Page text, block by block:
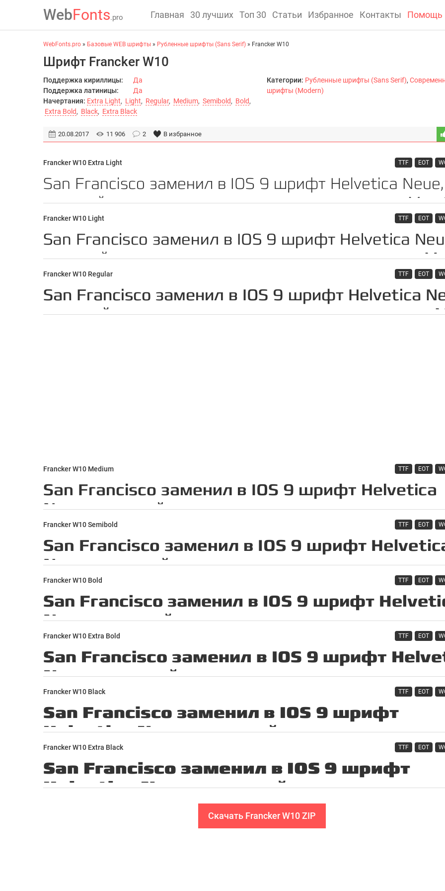
WebFonts.pro Главная 30 лучших Топ 30 Статьи Избранное Контакты Помощь
WebFonts.pro » Базовые WEB шрифты » Рубленные шрифты (Sans Serif) » Francker W10
Шрифт Francker W10
Поддержка кириллицы:
Да
Поддержка латиницы:
Да
Начертания: Extra Light, Light, Regular, Medium, Semibold, Bold,
Extra Bold, Black, Extra Black
Категории: Рубленные шрифты (Sans Serif),
шрифты (Modern)
20.08.2017 11 906 2 В избранное
Francker W10 Extra Light TTF EOT
Francker W10 Light TTF EOT
Francker W10 Regular TTF EOT
Francker W10 Medium TTF EOT
Francker W10 Semibold TTF EOT
Francker W10 Bold TTF EOT
Francker W10 Extra Bold TTF EOT
Francker W10 Black TTF EOT
Francker W10 Extra Black TTF EOT
Скачать Francker W10 ZIP